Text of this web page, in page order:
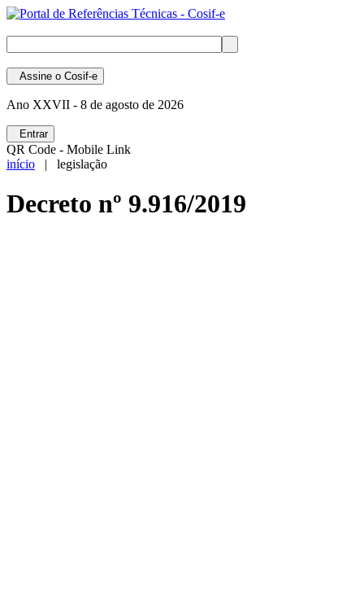
Assine o Cosif-e
Ano XXVII - 8 de agosto de 2026
Entrar
QR Code - Mobile Link
início | legislação
Decreto nº 9.916/2019